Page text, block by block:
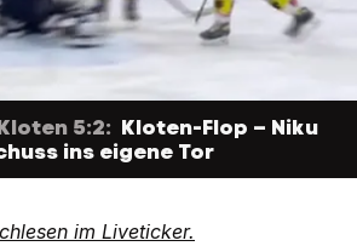
5:2: Kloten-Flop – Niku
ins eigene Tor
im Liveticker.